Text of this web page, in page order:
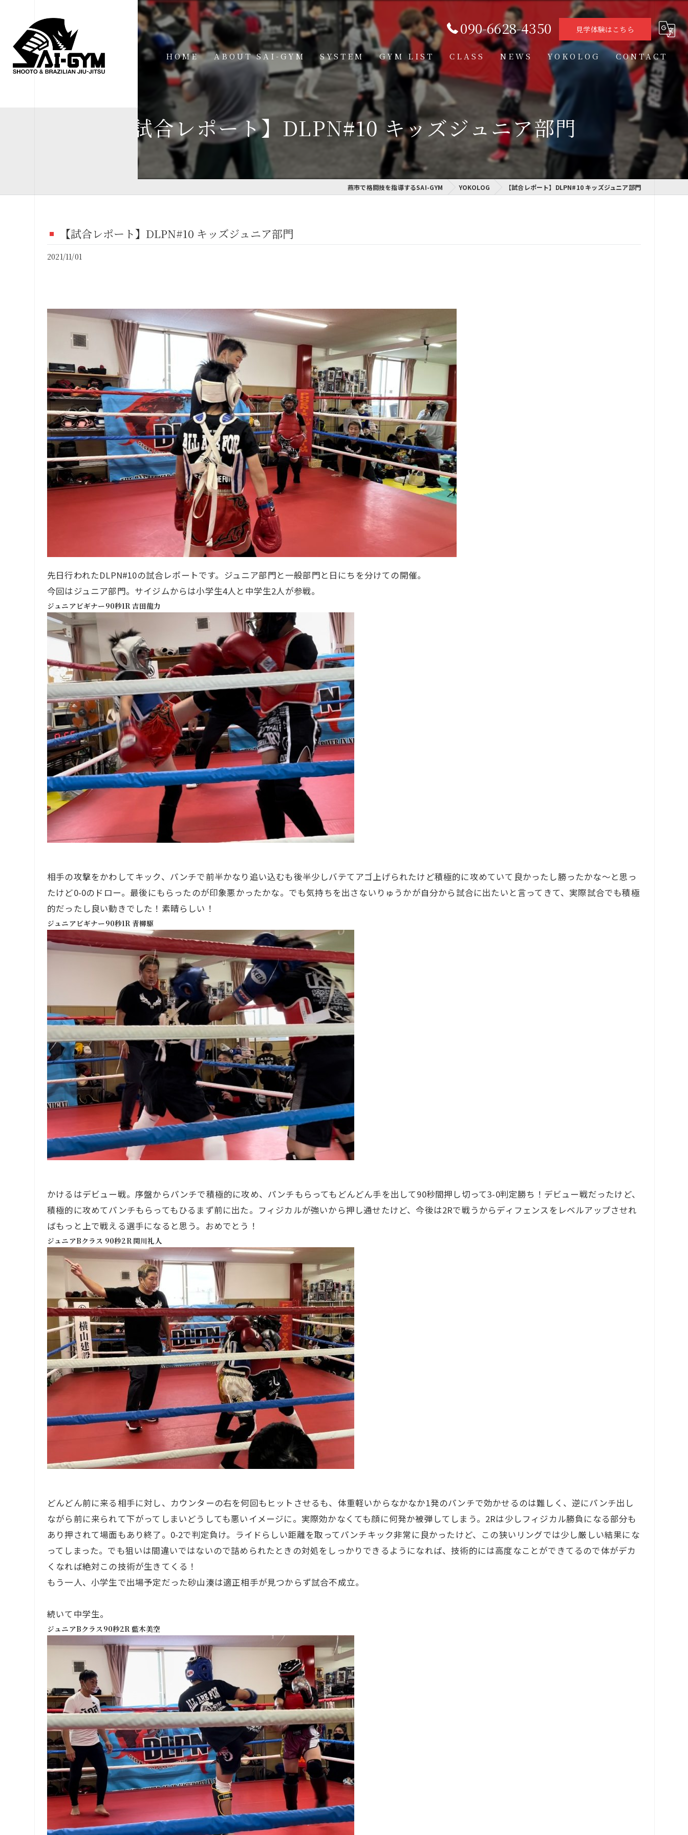
090-6628-4350 見学体験はこちら
HOME ABOUT SAI-GYM
INSTRUCTOR
FAQ
FIGHTER
ACCESS
FIGHT SUPPORT
SYSTEM GYM LIST
見附道場
CLASS
格闘技クラス
学習クラス
通信制高校学習センター
NEWS YOKOLOG CONTACT
【試合レポート】DLPN#10 キッズジュニア部門
燕市で格闘技を指導するSAI-GYM YOKOLOG 【試合レポート】DLPN#10 キッズジュニア部門
【試合レポート】DLPN#10 キッズジュニア部門
2021/11/01
先日行われたDLPN#10の試合レポートです。ジュニア部門と一般部門と日にちを分けての開催。
今回はジュニア部門。サイジムからは小学生4人と中学生2人が参戦。
ジュニアビギナー90秒1R 吉田龍力
相手の攻撃をかわしてキック、パンチで前半かなり追い込むも後半少しバテてアゴ上げられたけど積極的に攻めていて良かったし勝ったかな～と思っ
たけど0-0のドロー。最後にもらったのが印象悪かったかな。でも気持ちを出さないりゅうかが自分から試合に出たいと言ってきて、実際試合でも積極
的だったし良い動きでした！素晴らしい！
ジュニアビギナー90秒1R 青柳駆
かけるはデビュー戦。序盤からパンチで積極的に攻め、パンチもらってもどんどん手を出して90秒間押し切って3-0判定勝ち！デビュー戦だったけど、
積極的に攻めてパンチもらってもひるまず前に出た。フィジカルが強いから押し通せたけど、今後は2Rで戦うからディフェンスをレベルアップさせれ
ばもっと上で戦える選手になると思う。おめでとう！
ジュニアBクラス 90秒2R 関川礼人
どんどん前に来る相手に対し、カウンターの右を何回もヒットさせるも、体重軽いからなかなか1発のパンチで効かせるのは難しく、逆にパンチ出し
ながら前に来られて下がってしまいどうしても悪いイメージに。実際効かなくても顔に何発か被弾してしまう。2Rは少しフィジカル勝負になる部分も
あり押されて場面もあり終了。0-2で判定負け。ライドらしい距離を取ってパンチキック非常に良かったけど、この狭いリングでは少し厳しい結果にな
ってしまった。でも狙いは間違いではないので詰められたときの対処をしっかりできるようになれば、技術的には高度なことができてるので体がデカ
くなれば絶対この技術が生きてくる！
もう一人、小学生で出場予定だった砂山湊は適正相手が見つからず試合不成立。
続いて中学生。
ジュニアBクラス90秒2R 藍木美空